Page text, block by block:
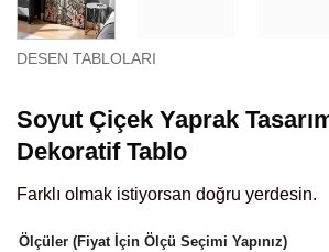
DESEN TABLOLARI
Soyut Çiçek Yaprak
Dekoratif Tablo
Farklı olmak istiyorsan doğru yerdesin.
Ölçüler (Fiyat İçin Ölçü Seçimi Yapınız)